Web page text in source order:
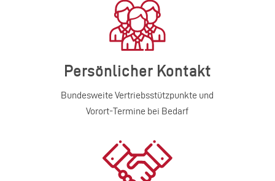
Persönlicher Kontakt
Bundesweite Vertriebsstützpunkte und
Vorort-Termine bei Bedarf